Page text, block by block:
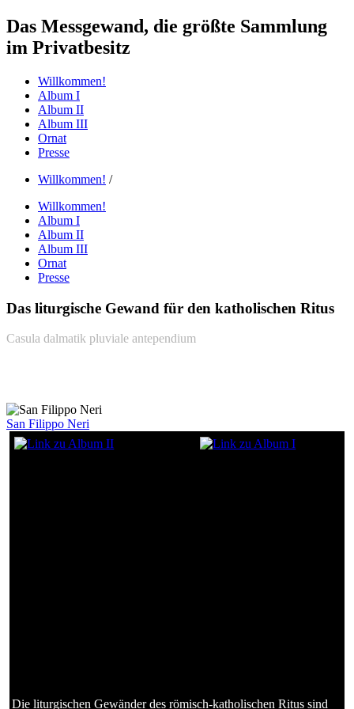
Das Messgewand, die größte Sammlung
im Privatbesitz
Willkommen!
Album I
Album II
Album III
Ornat
Presse
Willkommen! /
Willkommen!
Album I
Album II
Album III
Ornat
Presse
Das liturgische Gewand für den katholischen Ritus
Casula dalmatik pluviale antependium
San Filippo Neri
Die liturgischen Gewänder des römisch-katholischen Ritus sind